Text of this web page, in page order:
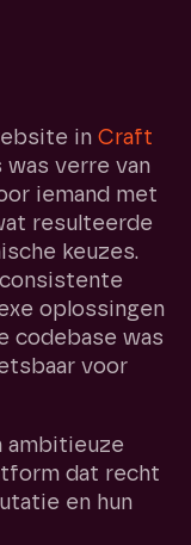
in Craft
was verre van
iemand met
resulteerde
keuzes.
oplossingen
codebase was
voor
ambitieuze
dat recht
en hun